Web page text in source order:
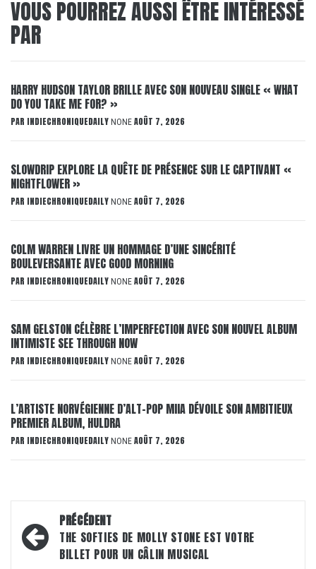
VOUS POURREZ AUSSI ÊTRE INTÉRESSÉ
PAR
HARRY HUDSON TAYLOR BRILLE AVEC SON NOUVEAU SINGLE « WHAT
DO YOU TAKE ME FOR? »
PAR INDIECHRONIQUEDAILY NONE AOÛT 7, 2026
SLOWDRIP EXPLORE LA QUÊTE DE PRÉSENCE SUR LE CAPTIVANT «
NIGHTFLOWER »
PAR INDIECHRONIQUEDAILY NONE AOÛT 7, 2026
COLM WARREN LIVRE UN HOMMAGE D’UNE SINCÉRITÉ
BOULEVERSANTE AVEC GOOD MORNING
PAR INDIECHRONIQUEDAILY NONE AOÛT 7, 2026
SAM GELSTON CÉLÈBRE L’IMPERFECTION AVEC SON NOUVEL ALBUM
INTIMISTE SEE THROUGH NOW
PAR INDIECHRONIQUEDAILY NONE AOÛT 7, 2026
L’ARTISTE NORVÉGIENNE D’ALT-POP MIIA DÉVOILE SON AMBITIEUX
PREMIER ALBUM, HULDRA
PAR INDIECHRONIQUEDAILY NONE AOÛT 7, 2026
Navigation
d’article
PRÉCÉDENT
THE SOFTIES DE MOLLY STONE EST VOTRE
BILLET POUR UN CÂLIN MUSICAL